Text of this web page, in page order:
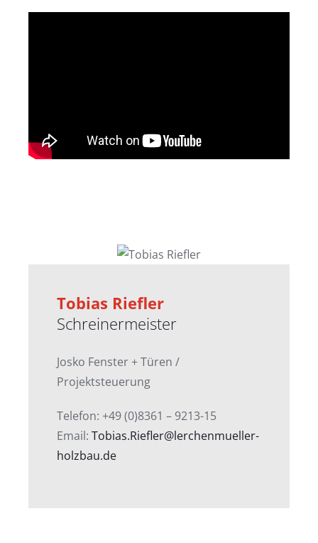
Tobias Riefler
Schreinermeister
Josko Fenster + Türen /
Projektsteuerung
Telefon: +49 (0)8361 – 9213-15
Email: Tobias.Riefler@lerchenmueller-
holzbau.de